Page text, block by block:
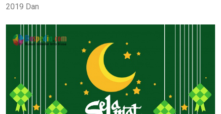
2019 Dan